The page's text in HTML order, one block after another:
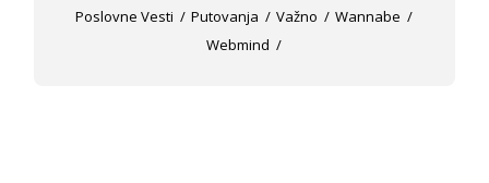
Poslovne Vesti
Putovanja Važno
Wannabe
Webmind